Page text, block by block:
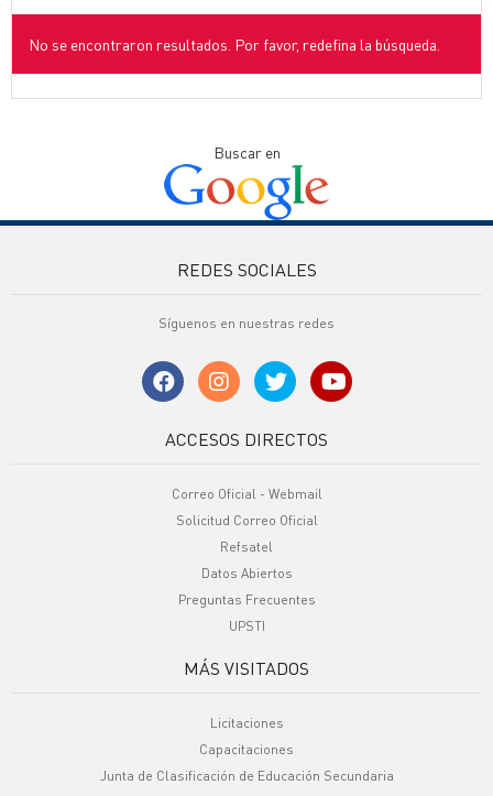
No se encontraron resultados. Por favor, redefina la búsqueda.
Buscar en
REDES SOCIALES
Síguenos en nuestras redes
ACCESOS DIRECTOS
Correo Oficial - Webmail
Solicitud Correo Oficial
Refsatel
Datos Abiertos
Preguntas Frecuentes
UPSTI
MÁS VISITADOS
Licitaciones
Capacitaciones
Junta de Clasificación de Educación Secundaria